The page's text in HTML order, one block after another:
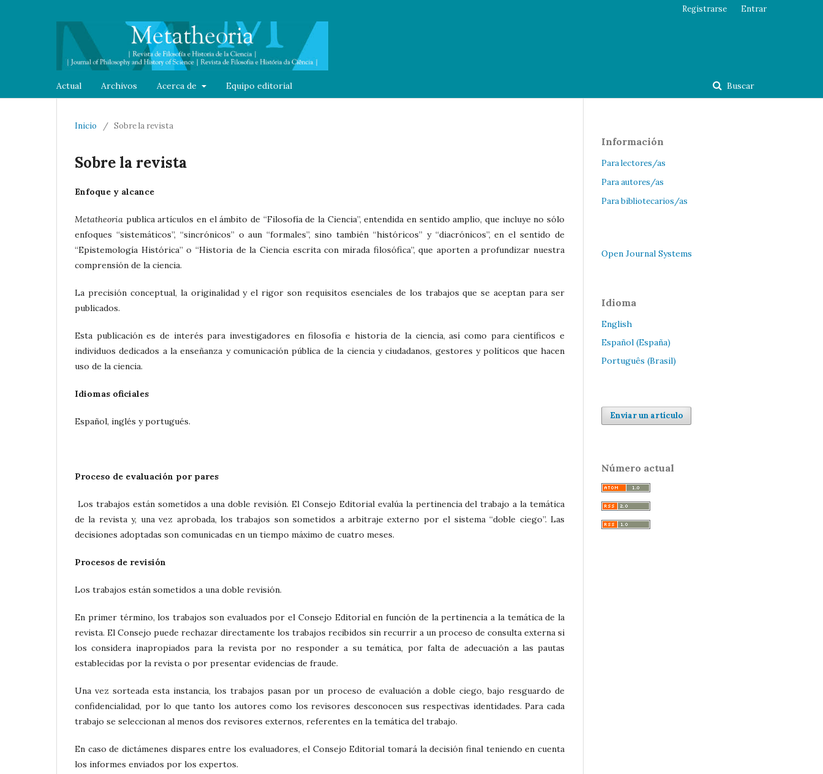
Actual Archivos Acerca de Equipo editorial Buscar
Registrarse Entrar
Inicio / Sobre la revista
Sobre la revista
Enfoque y alcance
Metatheoria publica artículos en el ámbito de “Filosofía de la Ciencia”, entendida en sentido amplio, que incluye no sólo
enfoques “sistemáticos”, “sincrónicos” o aun “formales”, sino también “históricos” y “diacrónicos”, en el sentido de
“Epistemología Histórica” o “Historia de la Ciencia escrita con mirada filosófica”, que aporten a profundizar nuestra
comprensión de la ciencia.
La precisión conceptual, la originalidad y el rigor son requisitos esenciales de los trabajos que se aceptan para ser
publicados.
Esta publicación es de interés para investigadores en filosofía e historia de la ciencia, así como para científicos e
individuos dedicados a la enseñanza y comunicación pública de la ciencia y ciudadanos, gestores y políticos que hacen
uso de la ciencia.
Idiomas oficiales
Español, inglés y portugués.
Proceso de evaluación por pares
Los trabajos están sometidos a una doble revisión. El Consejo Editorial evalúa la pertinencia del trabajo a la temática
de la revista y, una vez aprobada, los trabajos son sometidos a arbitraje externo por el sistema “doble ciego”. Las
decisiones adoptadas son comunicadas en un tiempo máximo de cuatro meses.
Procesos de revisión
Los trabajos están sometidos a una doble revisión.
En primer término, los trabajos son evaluados por el Consejo Editorial en función de la pertinencia a la temática de la
revista. El Consejo puede rechazar directamente los trabajos recibidos sin recurrir a un proceso de consulta externa si
los considera inapropiados para la revista por no responder a su temática, por falta de adecuación a las pautas
establecidas por la revista o por presentar evidencias de fraude.
Una vez sorteada esta instancia, los trabajos pasan por un proceso de evaluación a doble ciego, bajo resguardo de
confidencialidad, por lo que tanto los autores como los revisores desconocen sus respectivas identidades. Para cada
trabajo se seleccionan al menos dos revisores externos, referentes en la temática del trabajo.
En caso de dictámenes dispares entre los evaluadores, el Consejo Editorial tomará la decisión final teniendo en cuenta
los informes enviados por los expertos.
Información
Para lectores/as
Para autores/as
Para bibliotecarios/as
Open Journal Systems
Idioma
English
Español (España)
Português (Brasil)
Enviar un artículo
Número actual